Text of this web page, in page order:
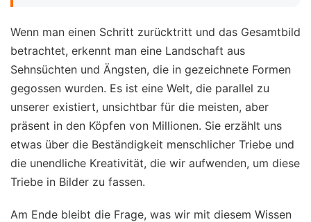
Wenn man einen Schritt zurücktritt und das Gesamtbild
betrachtet, erkennt man eine Landschaft aus
Sehnsüchten und Ängsten, die in gezeichnete Formen
gegossen wurden. Es ist eine Welt, die parallel zu
unserer existiert, unsichtbar für die meisten, aber
präsent in den Köpfen von Millionen. Sie erzählt uns
etwas über die Beständigkeit menschlicher Triebe und
die unendliche Kreativität, die wir aufwenden, um diese
Triebe in Bilder zu fassen.
Am Ende bleibt die Frage, was wir mit diesem Wissen